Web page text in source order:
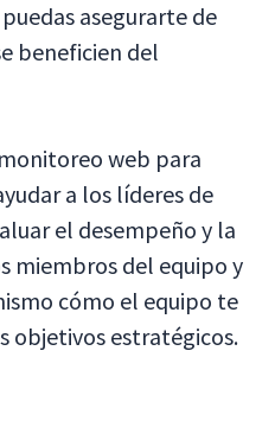
asegurarte de
beneficien del
web para
a los líderes de
el desempeño y la
miembros del equipo y
cómo el equipo te
objetivos estratégicos.